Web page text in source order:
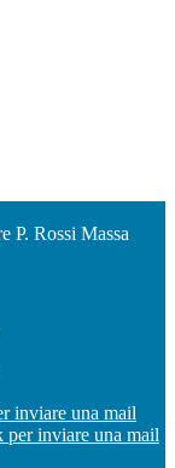
P. Rossi Massa
inviare una mail
per inviare una mail